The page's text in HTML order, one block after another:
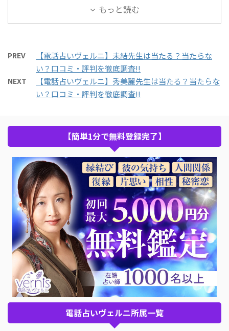
もっと読む
PREV
【電話占いヴェルニ】未結先生は当たる？当たらな
い？口コミ・評判を徹底調査!!
NEXT
【電話占いヴェルニ】秀美麗先生は当たる？当たらな
い？口コミ・評判を徹底調査!!
【簡単1分で無料登録完了】
電話占いヴェルニ所属一覧